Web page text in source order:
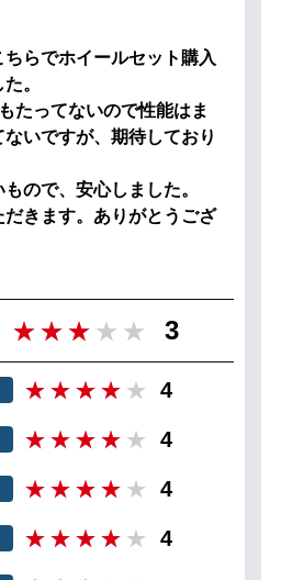
らでホイールセット購入
。
たってないので性能はま
いですが、期待しており
ので、安心しました。
だきます。ありがとうござ
3
4
4
4
4